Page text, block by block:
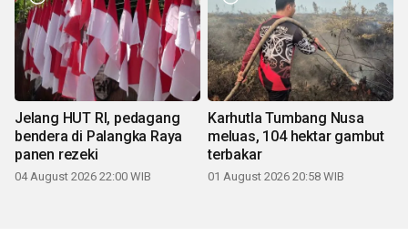
Jelang HUT RI, pedagang
bendera di Palangka Raya
panen rezeki
04 August 2026 22:00 WIB
Karhutla Tumbang Nusa
meluas, 104 hektar gambut
terbakar
01 August 2026 20:58 WIB